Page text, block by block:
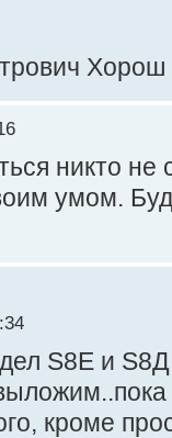
Хорош
никто
умом.
S8Е и
кроме